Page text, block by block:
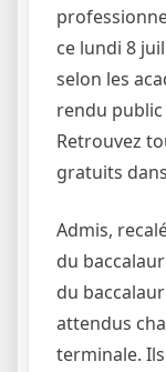
ce lundi 8
selon les
rendu public
Retrouvez
gratuits
Admis,
du
du
attendus
terminale.